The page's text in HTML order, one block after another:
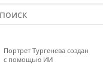
Портрет Тургенева создан
с помощью ИИ